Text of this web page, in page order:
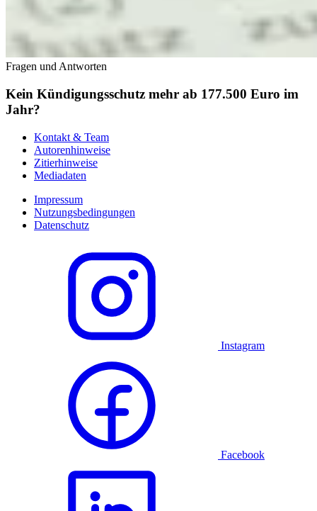
Fragen und Antworten
Kein Kündigungsschutz mehr ab 177.500 Euro im
Jahr?
Kontakt & Team
Autorenhinweise
Zitierhinweise
Mediadaten
Impressum
Nutzungsbedingungen
Datenschutz
Instagram
Facebook